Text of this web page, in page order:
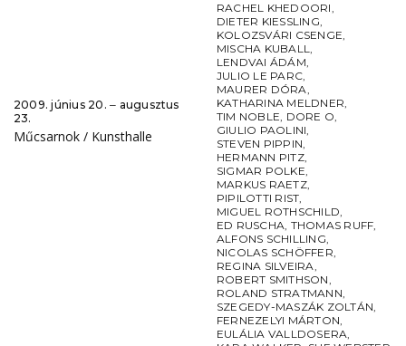
2009. június 20. ‒ augusztus
23.
Műcsarnok / Kunsthalle
RACHEL KHEDOORI,
DIETER KIESSLING,
KOLOZSVÁRI CSENGE,
MISCHA KUBALL,
LENDVAI ÁDÁM,
JULIO LE PARC,
MAURER DÓRA,
KATHARINA MELDNER,
TIM NOBLE, DORE O,
GIULIO PAOLINI,
STEVEN PIPPIN,
HERMANN PITZ,
SIGMAR POLKE,
MARKUS RAETZ,
PIPILOTTI RIST,
MIGUEL ROTHSCHILD,
ED RUSCHA, THOMAS RUFF,
ALFONS SCHILLING,
NICOLAS SCHÖFFER,
REGINA SILVEIRA,
ROBERT SMITHSON,
ROLAND STRATMANN,
SZEGEDY-MASZÁK ZOLTÁN,
FERNEZELYI MÁRTON,
EULÁLIA VALLDOSERA,